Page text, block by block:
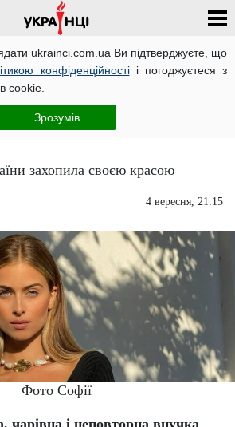
ukrainci.com.ua Ви підтверджуєте, що
конфіденційностіі погоджуєтеся з
cookie.
Зрозуміввнучка Софії Ротару
розважається в Санкт-
захопила своєю красою
4 вересня, 21:15
Фото Софії
чарівна і неповторна внучка